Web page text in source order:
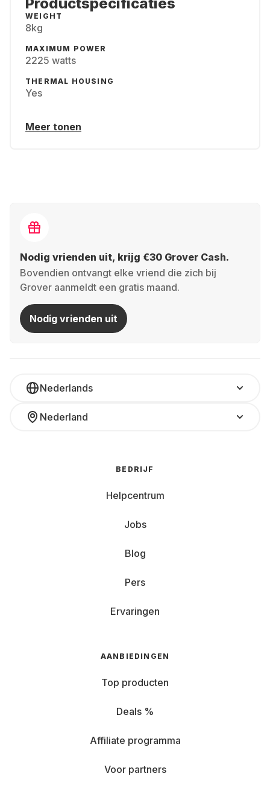
WEIGHT
8kg
MAXIMUM POWER
2225 watts
THERMAL HOUSING
Yes
Meer tonen
Nodig vrienden uit, krijg €30 Grover Cash.
Bovendien ontvangt elke vriend die zich bij
Grover aanmeldt een gratis maand.
Nodig vrienden uit
Nederlands
Nederland
BEDRIJF
Helpcentrum
Jobs
Blog
Pers
Ervaringen
AANBIEDINGEN
Top producten
Deals %
Affiliate programma
Voor partners